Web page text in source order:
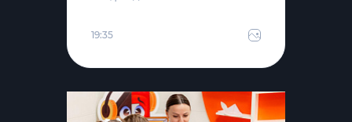
19:35